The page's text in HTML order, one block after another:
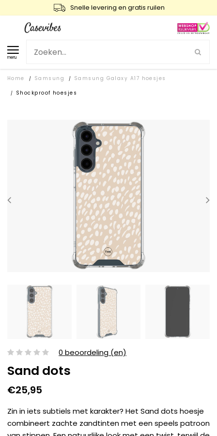
Snelle levering en gratis ruilen
menu
Home / Samsung / Samsung Galaxy A17 hoesjes
/ Shockproof hoesjes
0 beoordeling (en)
Sand dots
€25,95
Zin in iets subtiels met karakter? Het Sand dots hoesje
combineert zachte zandtinten met een speels patroon